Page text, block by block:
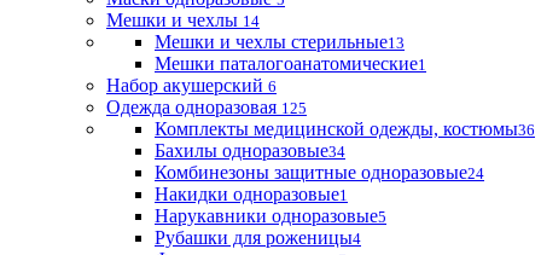
Мешки и чехлы 14
Мешки и чехлы стерильные13
Мешки паталогоанатомические1
Набор акушерский 6
Одежда одноразовая 125
Комплекты медицинской одежды, костюмы36
Бахилы одноразовые34
Комбинезоны защитные одноразовые24
Накидки одноразовые1
Нарукавники одноразовые5
Рубашки для роженицы4